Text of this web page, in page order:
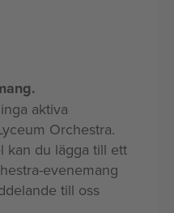
aktiva
Orchestra.
kan du lägga till ett
evenemang
till oss